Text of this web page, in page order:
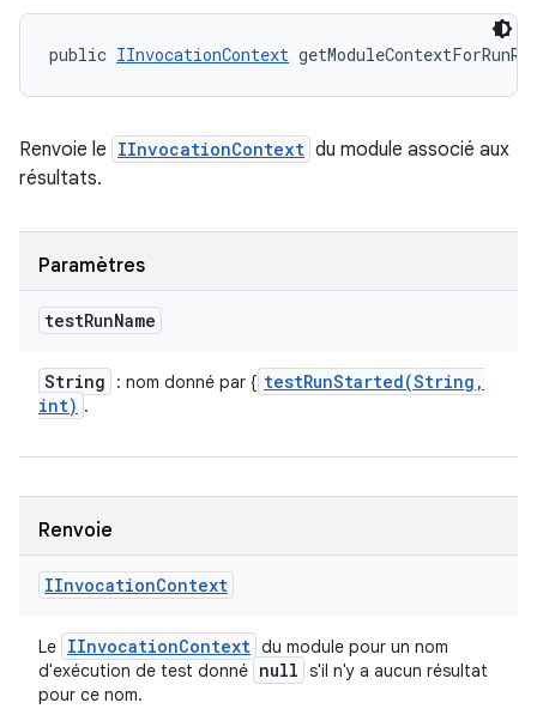
public IInvocationContext
Renvoie le IInvocationContext du module associé aux
résultats.
Paramètres
testRunName
String : nom donné par { testRunStarted(String ,
int) .
Renvoie
IInvocationContext
Le IInvocationContext du module pour un nom
d'exécution de test donné null s'il n'y a aucun résultat
pour ce nom.